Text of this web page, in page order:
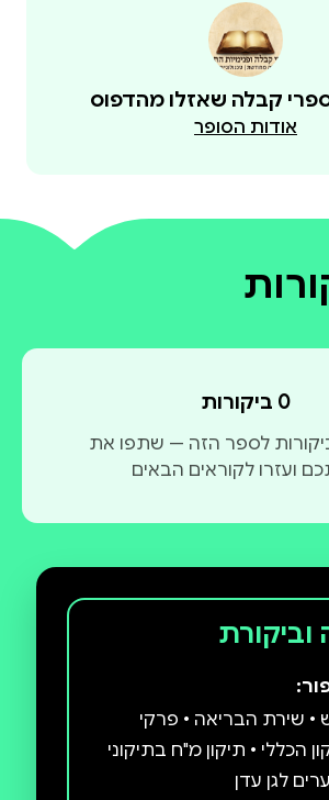
קבלה שאזלו מהדפוס
אודות הסופר
0 מתוך 5
0 ביקורות
ביקורות לספר הזה — שתפו את
ועזרו לקוראים הבאים
וביקורת
• שירת הבריאה • פרקי
הכללי • תיקון מ"ח בתיקוני